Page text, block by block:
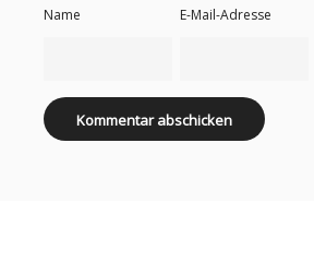
Name E-Mail-Adresse